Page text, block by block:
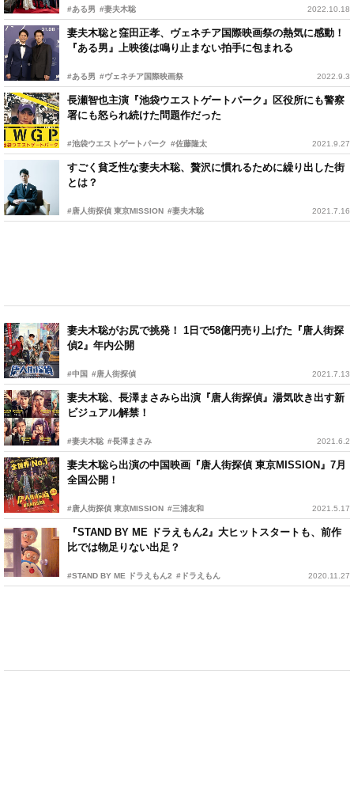
#ある男 #妻夫木聡 2022.10.18
妻夫木聡と窪田正孝、ヴェネチア国際映画祭の熱気に感動！
『ある男』上映後は鳴り止まない拍手に包まれる
#ある男 #ヴェネチア国際映画祭 2022.9.3
長瀬智也主演『池袋ウエストゲートパーク』区役所にも警察
署にも怒られ続けた問題作だった
#池袋ウエストゲートパーク #佐藤隆太 2021.9.27
すごく貧乏性な妻夫木聡、贅沢に慣れるために繰り出した街
とは？
#唐人街探偵 東京MISSION #妻夫木聡 2021.7.16
妻夫木聡がお尻で挑発！ 1日で58億円売り上げた『唐人街探
偵2』年内公開
#中国 #唐人街探偵 2021.7.13
妻夫木聡、長澤まさみら出演『唐人街探偵』湯気吹き出す新
ビジュアル解禁！
#妻夫木聡 #長澤まさみ 2021.6.2
妻夫木聡ら出演の中国映画『唐人街探偵 東京MISSION』7月
全国公開！
#唐人街探偵 東京MISSION #三浦友和 2021.5.17
『STAND BY ME ドラえもん2』大ヒットスタートも、前作
比では物足りない出足？
#STAND BY ME ドラえもん2 #ドラえもん 2020.11.27